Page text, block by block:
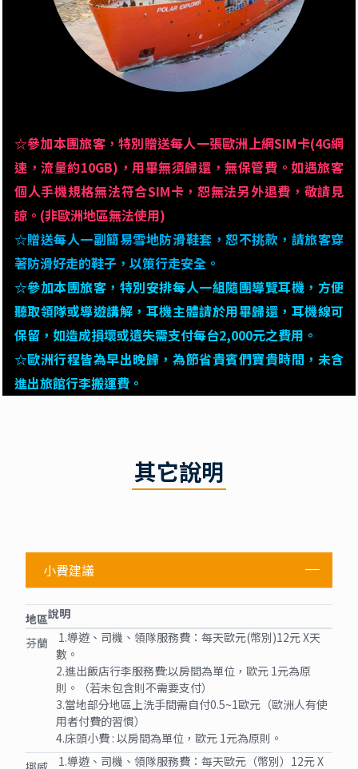
☆參加本團旅客，特別贈送每人一張歐洲上網SIM卡(4G網
速，流量約10GB)，用畢無須歸還，無保管費。如遇旅客
個人手機規格無法符合SIM卡，恕無法另外退費，敬請見
諒。(非歐洲地區無法使用)
☆贈送每人一副簡易雪地防滑鞋套，恕不挑款，請旅客穿
著防滑好走的鞋子，以策行走安全。
☆參加本團旅客，特別安排每人一組隨團導覽耳機，方便
聽取領隊或導遊講解，耳機主體請於用畢歸還，耳機線可
保留，如造成損壞或遺失需支付每台2,000元之費用。
☆歐洲行程皆為早出晚歸，為節省貴賓們寶貴時間，未含
進出旅館行李搬運費。
其它說明
小費建議
地區說明
芬蘭
1.導遊、司機、領隊服務費：每天歐元(幣別)12元 X天
數。
2.進出飯店行李服務費:以房間為單位，歐元 1元為原
則。（若未包含則不需要支付）
3.當地部分地區上洗手間需自付0.5~1歐元（歐洲人有使
用者付費的習慣）
4.床頭小費 : 以房間為單位，歐元 1元為原則。
1.導遊、司機、領隊服務費：每天歐元（幣別）12元 X